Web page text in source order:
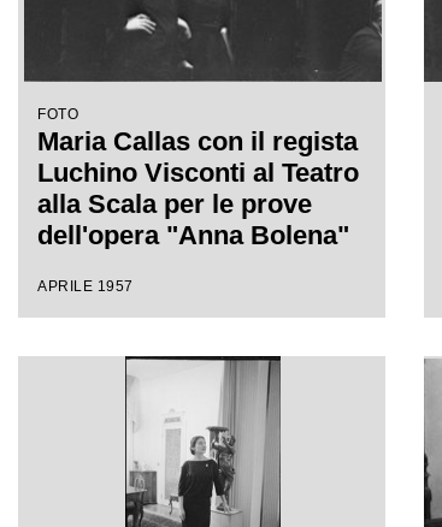
FOTO
Maria Callas con il regista
Luchino Visconti al Teatro
alla Scala per le prove
dell'opera "Anna Bolena"
APRILE 1957